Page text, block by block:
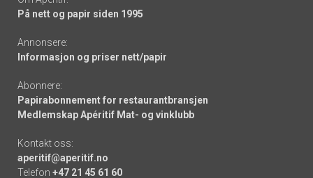
På nett og papir siden 1995
Annonsere:
Informasjon og priser nett/papir
Abonnere:
Papirabonnement for restaurantbransjen
Medlemskap Apéritif Mat- og vinklubb
Kontakt oss:
aperitif@aperitif.no
Telefon +47 21 45 61 60